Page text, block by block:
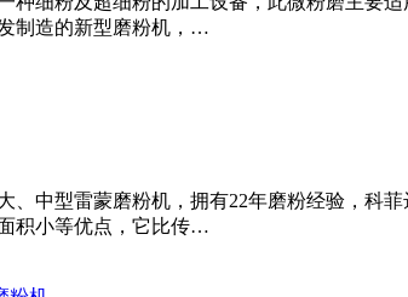
制造的新型磨粉机，…
、中型雷蒙磨粉机，拥有22年磨粉经验，科
积小等优点，它比传…